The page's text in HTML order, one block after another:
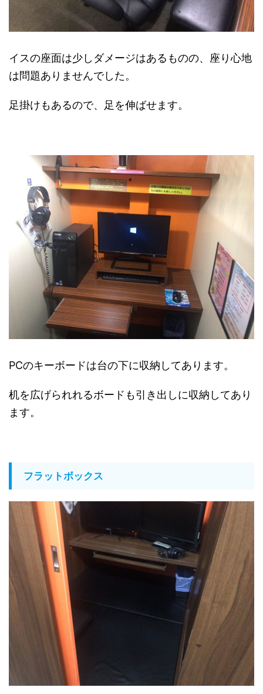
イスの座面は少しダメージはあるものの、座り心地
は問題ありませんでした。
足掛けもあるので、足を伸ばせます。
PCのキーボードは台の下に収納してあります。
机を広げられれるボードも引き出しに収納してあり
ます。
フラットボックス